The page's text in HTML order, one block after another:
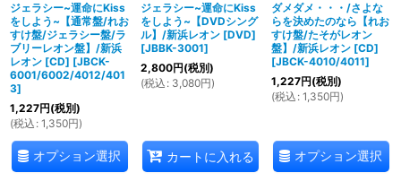
ジェラシー~運命にKiss
をしよう~【通常盤/れお
すけ盤/ジェラシー盤/ラ
ブリーレオン盤】/新浜
レオン [CD] [JBCK-
6001/6002/4012/401
3]
1,227円(税別)
(税込 : 1,350円)
オプション選択
ジェラシー~運命にKiss
をしよう~【DVDシング
ル】/新浜レオン [DVD]
[JBBK-3001]
2,800円(税別)
(税込 : 3,080円)
カートに入れる
ダメダメ・・・/さよな
らを決めたのなら【れお
すけ盤/たそがレオン
盤】/新浜レオン [CD]
[JBCK-4010/4011]
1,227円(税別)
(税込 : 1,350円)
オプション選択